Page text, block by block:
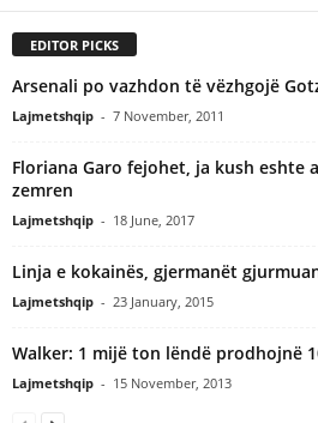
EDITOR PICKS
Arsenali po vazhdon të vëzhgojë
Lajmetshqip - 7 November, 2011
Floriana Garo fejohet, ja kush eshte
zemren
Lajmetshqip - 18 June, 2017
Linja e kokainës, gjermanët
Lajmetshqip - 23 January, 2015
Walker: 1 mijë ton lëndë prodhojnë
Lajmetshqip - 15 November, 2013